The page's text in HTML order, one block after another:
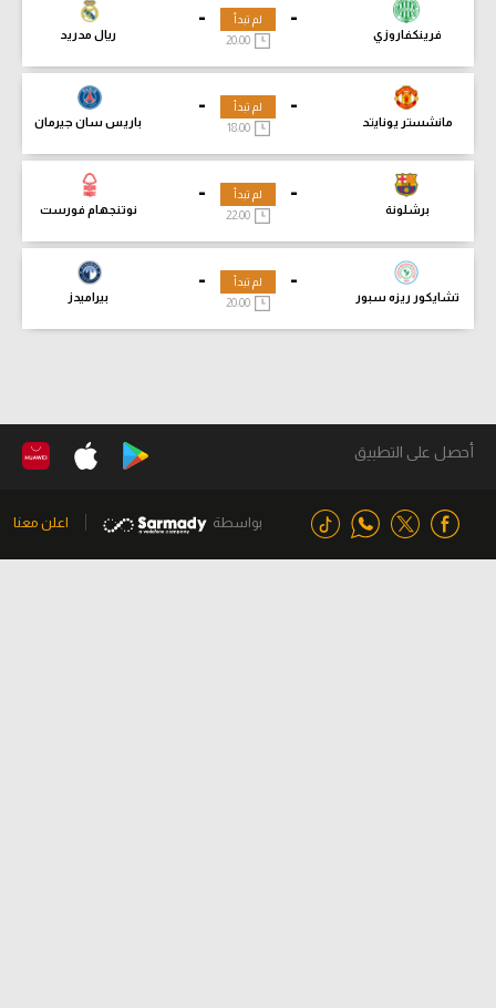
-
فرينكفاروزي
-
ريال مدريد
لم تبدأ
-
مانشستر يونايتد
-
باريس سان جيرمان
لم تبدأ
18:00
-
برشلونة
-
نوتنجهام فورست
لم تبدأ
-
تشايكور ريزه سبور
-
بيراميدز
لم تبدأ
أحصل على التطبيق
بواسطة اعلن معنا